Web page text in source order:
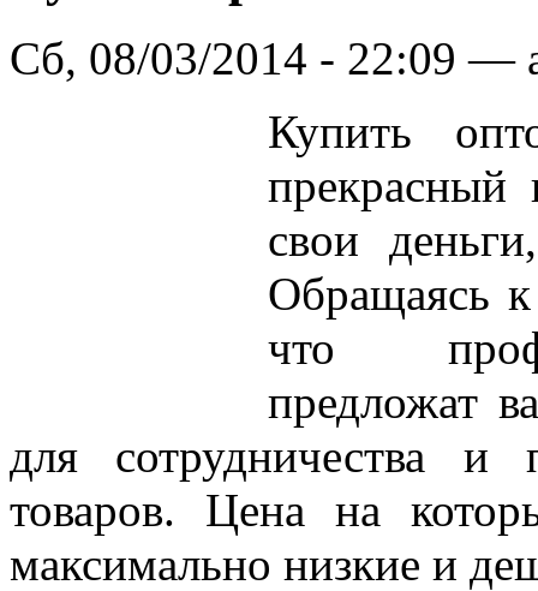
Сб, 08/03/2014 - 22:09 —
Купить
прекрасный
свои
Обращаясь
что
предложат
для сотрудничества и
товаров. Цена на
максимально низкие и